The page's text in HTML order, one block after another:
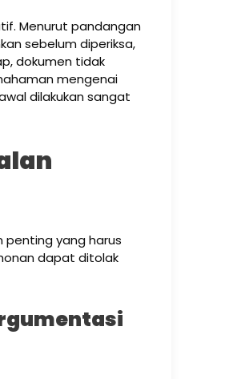
Menurut pandangan
sebelum diperiksa,
dokumen tidak
mengenai
dilakukan sangat
penting yang harus
dapat ditolak